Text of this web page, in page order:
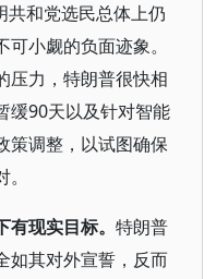
共和党选民总体上仍
小觑的负面迹象。
压力，特朗普很快相
缓90天以及针对智能
策调整，以试图确保
有现实目标。 特朗普
如其对外宣誓，反而